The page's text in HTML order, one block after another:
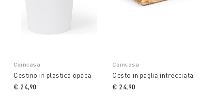
Coincasa
Cestino in plastica opaca
€ 24,90
Coincasa
Cesto in paglia intrecciata
€ 24,90